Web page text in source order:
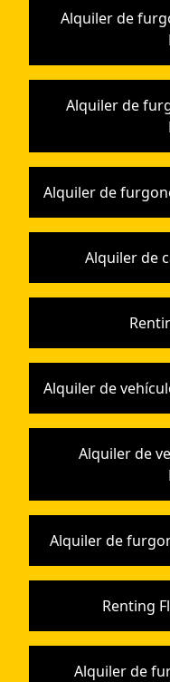
Alquiler de
Alquiler de
Alquiler de
Alquiler de
Alquiler de
Alquiler de
Alquiler de
Renting
Alquiler de